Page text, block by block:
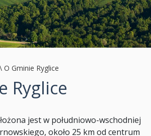
\ O Gminie Ryglice
Ryglice
jest w południowo-wschodniej
około 25 km od centrum